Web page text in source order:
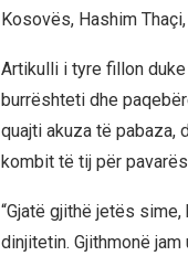
Kosovës, Hashim
Artikulli i tyre fillon
burrështeti dhe
quajti akuza të pabaza,
kombit të tij për
“Gjatë gjithë jetës
dinjitetin. Gjithmonë